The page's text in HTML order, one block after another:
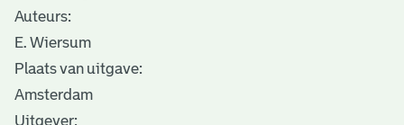
Auteurs:
E. Wiersum
Plaats van uitgave:
Amsterdam
Uitgever: